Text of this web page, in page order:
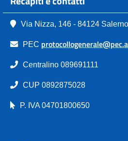
Via Nizza, 146 - 84124
PEC
Centralino 089691111
CUP 0892875028
P. IVA 04701800650